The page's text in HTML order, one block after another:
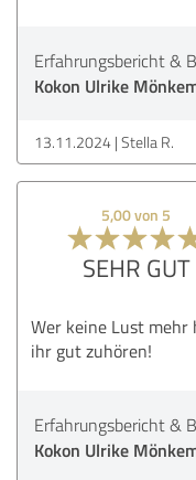
Erfahrungsbericht &
Kokon Ulrike
13.11.2024 Stella R.
5,00 von 5
SEHR GUT
Wer keine Lust mehr
ihr gut zuhören!
Erfahrungsbericht &
Kokon Ulrike